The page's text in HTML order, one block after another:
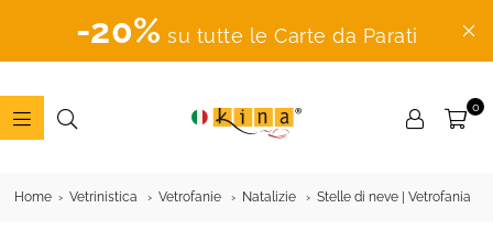
-20% su tutte le Carte da Parati
0
Home Vetrinistica Vetrofanie Natalizie Stelle di neve | Vetrofania